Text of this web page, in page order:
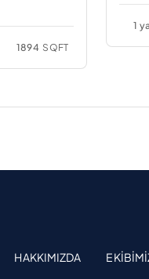
1894 SQFT
1
HAKKIMIZDA